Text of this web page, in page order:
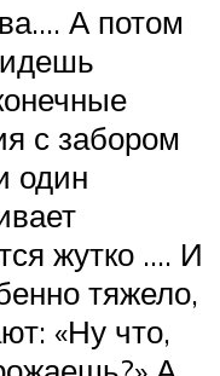
А потом
с забором
один
жутко …. И
тяжело,
«Ну что,